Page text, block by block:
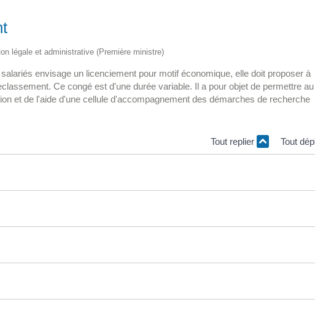
légale et administrative (Première ministre)
envisage un licenciement pour motif économique, elle doit proposer à
Ce congé est d'une durée variable. Il a pour objet de permettre au
et de l'aide d'une cellule d'accompagnement des démarches de recherche
Tout replier Tout